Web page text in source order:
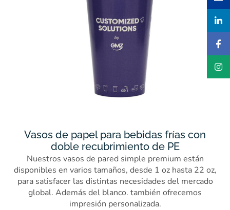
Vasos de papel para bebidas frías con
doble recubrimiento de PE
Nuestros vasos de pared simple premium están
disponibles en varios tamaños, desde 1 oz hasta 22 oz,
para satisfacer las distintas necesidades del mercado
global. Además del blanco. también ofrecemos
impresión personalizada.